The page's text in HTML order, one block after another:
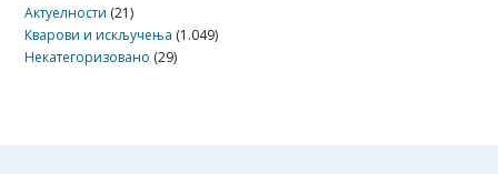
Актуелности (21)
Кварови и искључења (1.049)
Некатегоризовано (29)